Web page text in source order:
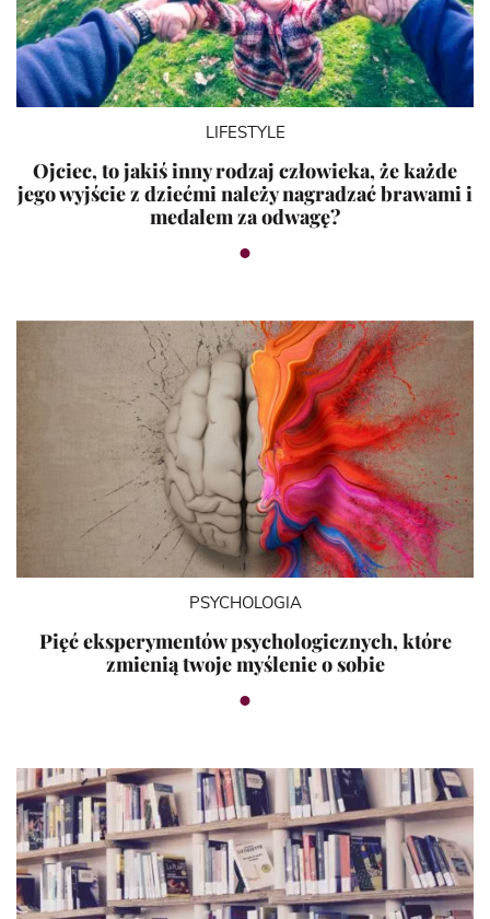
LIFESTYLE
Ojciec, to jakiś inny rodzaj człowieka, że każde
jego wyjście z dziećmi należy nagradzać brawami i
medalem za odwagę?
PSYCHOLOGIA
Pięć eksperymentów psychologicznych, które
zmienią twoje myślenie o sobie